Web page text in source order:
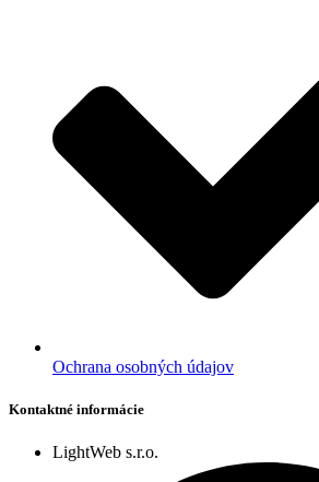
Ochrana osobných údajov
Kontaktné informácie
LightWeb s.r.o.